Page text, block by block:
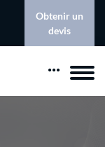
Obtenir un
devis